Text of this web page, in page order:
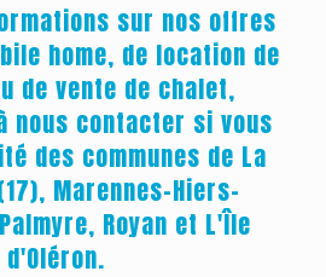
sur nos offres
home, de location de
de vente de chalet,
nous contacter si vous
des communes de La
Marennes-Hiers-
Royan et L'Île
d'Oléron.